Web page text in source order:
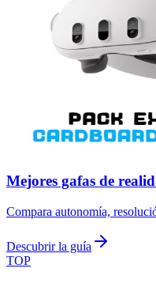
Mejores gafas de
Compara autonomía,
Descubrir la guía
TOP